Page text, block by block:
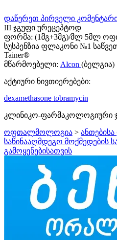
დაწერეთ პირველი
III ჯგუფი ურეცეპტოდ
ფორმა: (1მგ+3მგ)/მლ 5მლ
სუსპენზია ფლაკონი №1
Tainer®
მწარმოებელი: Alcon (ბელგია)
აქტიური ნივთიერებები:
dexamethasone tobramycin
კლინიკო-ფარმაკოლოგიური
ოფთალმოლოგია >
საწინააღმდეგო მოქმედების
გამოყენებისათვის